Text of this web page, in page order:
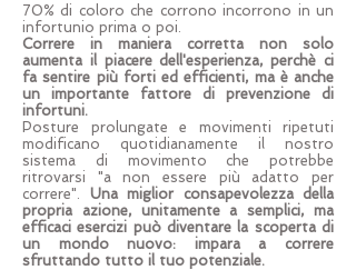
70% di coloro che corrono incorrono in un
infortunio prima o poi.
Correre in maniera corretta non solo
aumenta il piacere dell'esperienza, perchè ci
fa sentire più forti ed efficienti, ma è anche
un importante fattore di prevenzione di
infortuni.
Posture prolungate e movimenti ripetuti
modificano quotidianamente il nostro
sistema di movimento che potrebbe
ritrovarsi "a non essere più adatto per
correre". Una miglior consapevolezza della
propria azione, unitamente a semplici, ma
efficaci esercizi può diventare la scoperta di
un mondo nuovo: impara a correre
sfruttando tutto il tuo potenziale.